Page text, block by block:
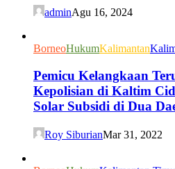
adminAgu 16, 2024
BorneoHukumKalimantan
Pemicu Kelangkaan
Kepolisian di Kaltim
Solar Subsidi di Dua
Roy SiburianMar 31, 2022